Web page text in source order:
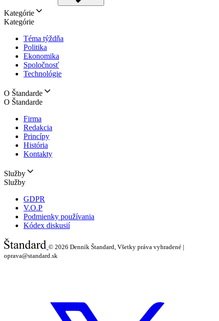
Kategórie
Kategórie
Téma týždňa
Politika
Ekonomika
Spoločnosť
Technológie
O Štandarde
O Štandarde
Firma
Redakcia
Princípy
História
Kontakty
Služby
Služby
GDPR
V.O.P
Podmienky používania
Kódex diskusií
© 2026 Denník Štandard, Všetky práva vyhradené |
oprava@standard.sk